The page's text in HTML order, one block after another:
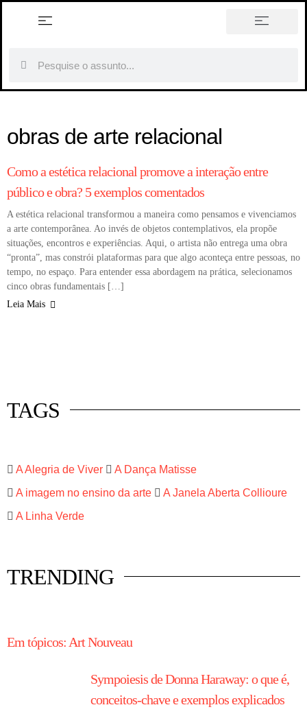
Elsa von Freytag-Loringhoven:
uma vida em colapso criativo
Arte têxtil na Bauhaus: entre a
design moderno
obras de arte relacional
ARTISTAS
Como a estética relacional promove a interação entre
público e obra? 5 exemplos comentados
A estética relacional transformou a maneira como pensamos e vivenciamos
a arte contemporânea. Ao invés de objetos contemplativos, ela propõe
situações, encontros e experiências. Aqui, o artista não entrega uma obra
“pronta”, mas constrói plataformas para que algo aconteça entre pessoas, no
tempo, no espaço. Para entender essa abordagem na prática, selecionamos
cinco obras fundamentais […]
Leia Mais
TAGS
A Alegria de Viver
A Dança Matisse
A imagem no ensino da arte
A Janela Aberta Collioure
A Linha Verde
TRENDING
Em tópicos: Art Nouveau
Sympoiesis de Donna Haraway: o que é,
conceitos-chave e exemplos explicados